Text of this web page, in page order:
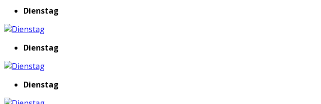
Dienstag
Dienstag
Dienstag